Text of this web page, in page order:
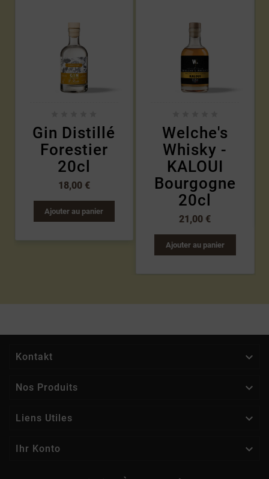
Gin Distillé
Forestier
20cl
18,00 €
Ajouter au panier
Welche's
Whisky -
KALOUI
Bourgogne
20cl
21,00 €
Ajouter au panier
Kontakt 
Nos Produits 
Liens Utiles 
Ihr Konto 